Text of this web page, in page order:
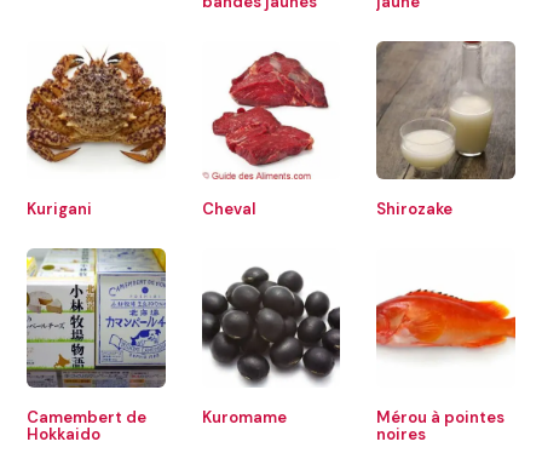
Kurigani Cheval Shirozake
Camembert de
Hokkaido
Kuromame
Mérou à pointes
noires